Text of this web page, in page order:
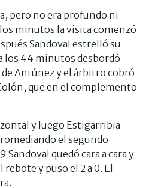
pero no era profundo ni
los minutos la visita comenzó
Sandoval estrelló su
los 44 minutos desbordó
Antúnez y el árbitro cobró
que en el complemento
y luego Estigarribia
el segundo
quedó cara a cara y
y puso el 2 a 0. El